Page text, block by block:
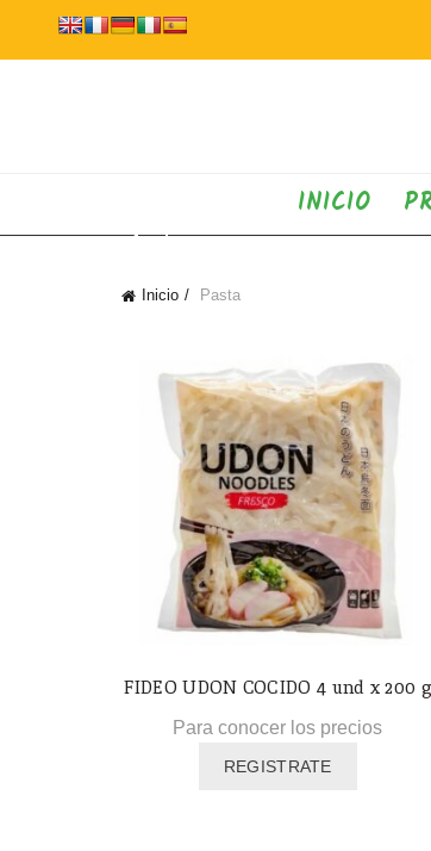
INICIO
Inicio Pasta
FIDEO UDON COCIDO 4 und x 200 g
Para conocer los precios
REGISTRATE